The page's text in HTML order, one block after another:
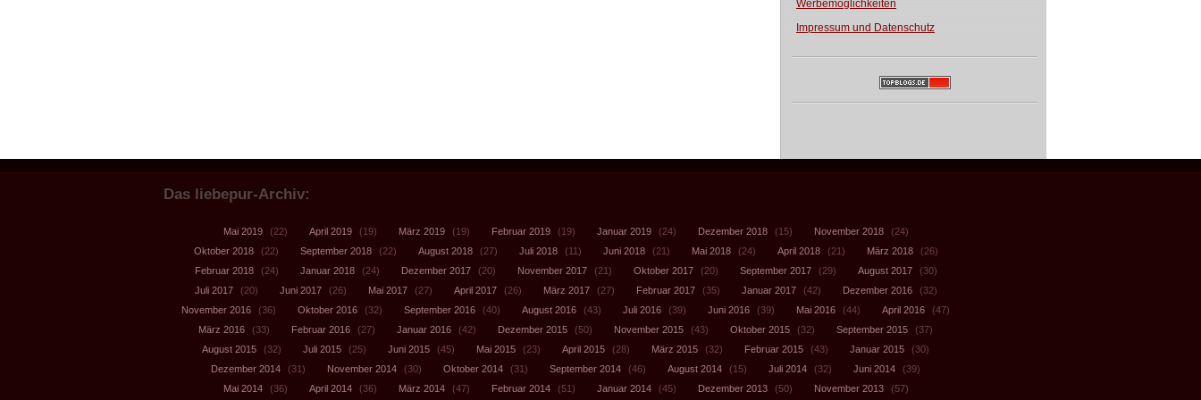
Werbemöglichkeiten
Impressum und Datenschutz
Das liebepur-Archiv:
Mai 2019 (22) April 2019 (19) März 2019 (19) Februar 2019 (19) Januar 2019 (24) Dezember 2018 (15) November 2018
(24)
Oktober 2018
(22) September 2018 (22) August 2018 (27) Juli 2018 (11) Juni 2018 (21) Mai 2018 (24) April 2018 (21) März 2018
(26)
Februar 2018
(24) Januar 2018 (24) Dezember 2017 (20) November 2017 (21) Oktober 2017 (20) September 2017 (29) August 2017
(30)
Juli 2017
(20) Juni 2017 (26) Mai 2017 (27) April 2017 (26) März 2017 (27) Februar 2017 (35) Januar 2017 (42) Dezember 2016
(32)
November 2016
(36) Oktober 2016 (32) September 2016 (40) August 2016 (43) Juli 2016 (39) Juni 2016 (39) Mai 2016 (44) April 2016
(47)
März 2016
(33) Februar 2016 (27) Januar 2016 (42) Dezember 2015 (50) November 2015 (43) Oktober 2015 (32) September 2015
(37)
August 2015
(32) Juli 2015 (25) Juni 2015 (45) Mai 2015 (23) April 2015 (28) März 2015 (32) Februar 2015 (43) Januar 2015
(30)
Dezember 2014
(31) November 2014 (30) Oktober 2014 (31) September 2014 (46) August 2014 (15) Juli 2014 (32) Juni 2014
(39)
Mai 2014
(36) April 2014 (36) März 2014 (47) Februar 2014 (51) Januar 2014 (45) Dezember 2013 (50) November 2013 (57)